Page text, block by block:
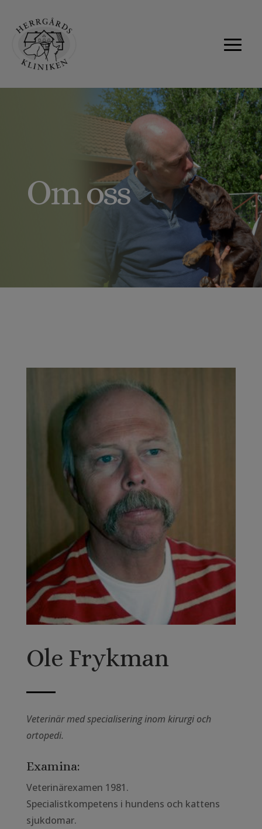
Om oss
Ole Frykman
Veterinär med specialisering inom kirurgi och
ortopedi.
Examina:
Veterinärexamen 1981.
Specialistkompetens i hundens och kattens
sjukdomar.